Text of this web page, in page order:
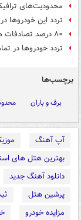
محدودیت‌های
تردد این خودروها
۸۰ درصد تصادفات هنگام صحبت با تلفن همراه
تردد خودروها در
برچسب‌ها
برف و باران
آپ آهنگ
بهترین هتل های
دانلود آهنگ جدید
پرشین هتل
مزایده خودرو